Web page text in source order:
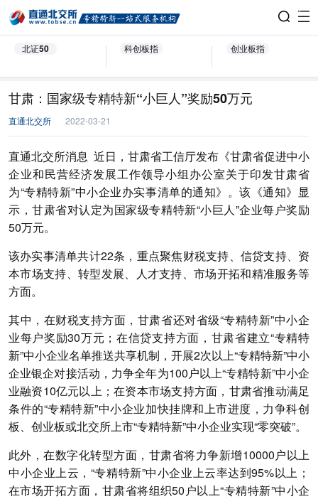
北证50 科创板指 创业板指
甘肃：国家级专精特新“小巨人”奖励50万元
直通北交所 2022-03-21
直通北交所消息 近日，甘肃省工信厅发布《甘肃省促进中小
企业和民营经济发展工作领导小组办公室关于印发甘肃省
为“专精特新”中小企业办实事清单的通知》。该《通知》显
示，甘肃省对认定为国家级专精特新“小巨人”企业每户奖励
50万元。
该办实事清单共计22条，重点聚焦财税支持、信贷支持、资
本市场支持、转型发展、人才支持、市场开拓和精准服务等
方面。
其中，在财税支持方面，甘肃省还对省级“专精特新”中小企
业每户奖励30万元；在信贷支持方面，甘肃省建立“专精特
新”中小企业名单推送共享机制，开展2次以上“专精特新”中小
企业银企对接活动，力争全年为100户以上“专精特新”中小企
业融资10亿元以上；在资本市场支持方面，甘肃省推动满足
条件的“专精特新”中小企业加快挂牌和上市进度，力争科创
板、创业板或北交所上市“专精特新”中小企业实现“零突破”。
此外，在数字化转型方面，甘肃省将力争新增10000户以上
中小企业上云，“专精特新”中小企业上云率达到95%以上；
在市场开拓方面，甘肃省将组织50户以上“专精特新”中小企